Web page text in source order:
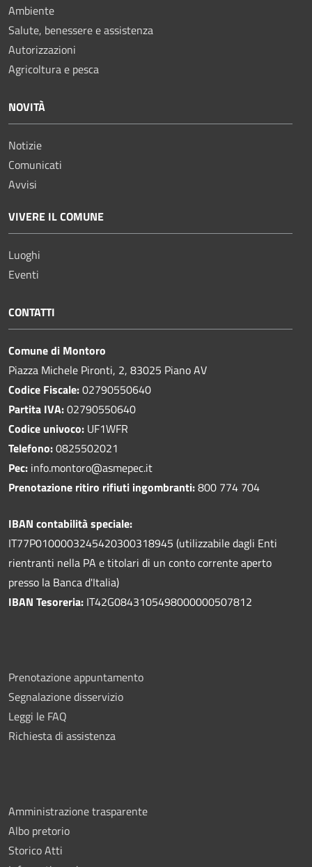
Ambiente
Salute, benessere e assistenza
Autorizzazioni
Agricoltura e pesca
NOVITÀ
Notizie
Comunicati
Avvisi
VIVERE IL COMUNE
Luoghi
Eventi
CONTATTI
Comune di Montoro
Piazza Michele Pironti, 2, 83025 Piano AV
Codice Fiscale:02790550640
Partita IVA:02790550640
Codice univoco: UF1WFR
Telefono:0825502021
Pec: info.montoro@asmepec.it
Prenotazione ritiro rifiuti ingombranti:800 774 704
IBAN contabilità speciale:
IT77P0100003245420300318945 (utilizzabile dagli Enti
rientranti nella PA e titolari di un conto corrente aperto
presso la Banca d'Italia)
IBAN Tesoreria: IT42G0843105498000000507812
Prenotazione appuntamento
Segnalazione disservizio
Leggi le FAQ
Richiesta di assistenza
Amministrazione trasparente
Albo pretorio
Storico Atti